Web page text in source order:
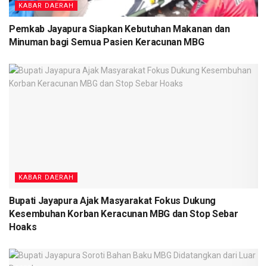
KABAR DAERAH
Pemkab Jayapura Siapkan Kebutuhan Makanan dan
Minuman bagi Semua Pasien Keracunan MBG
KABAR DAERAH
Bupati Jayapura Ajak Masyarakat Fokus Dukung
Kesembuhan Korban Keracunan MBG dan Stop Sebar
Hoaks